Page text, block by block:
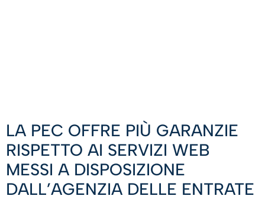
LA PEC OFFRE PIÙ GARANZIE
RISPETTO AI SERVIZI WEB
MESSI A DISPOSIZIONE
DALL’AGENZIA DELLE ENTRATE